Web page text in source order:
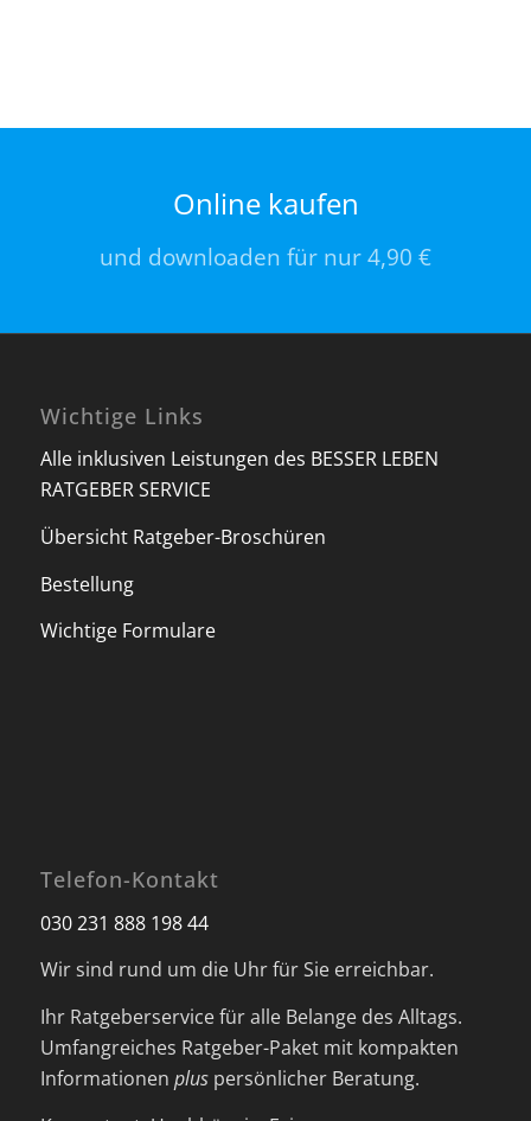
Online kaufen
und downloaden für nur 4,90 €
Wichtige Links
Alle inklusiven Leistungen des BESSER LEBEN
RATGEBER SERVICE
Übersicht Ratgeber-Broschüren
Bestellung
Wichtige Formulare
Telefon-Kontakt
030 231 888 198 44
Wir sind rund um die Uhr für Sie erreichbar.
Ihr Ratgeberservice für alle Belange des Alltags.
Umfangreiches Ratgeber-Paket mit kompakten
Informationen pluspersönlicher Beratung.